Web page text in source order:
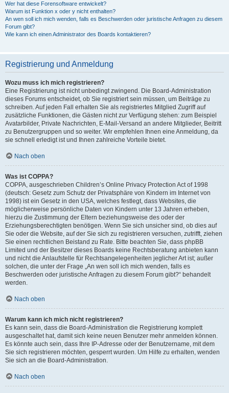
Wer hat diese Forensoftware entwickelt?
Warum ist Funktion x oder y nicht enthalten?
An wen soll ich mich wenden, falls es Beschwerden oder juristische Anfragen zu diesem
Forum gibt?
Wie kann ich einen Administrator des Boards kontaktieren?
Registrierung und Anmeldung
Wozu muss ich mich registrieren?
Eine Registrierung ist nicht unbedingt zwingend. Die Board-Administration
dieses Forums entscheidet, ob Sie registriert sein müssen, um Beiträge zu
schreiben. Auf jeden Fall erhalten Sie als registriertes Mitglied Zugriff auf
zusätzliche Funktionen, die Gästen nicht zur Verfügung stehen: zum Beispiel
Avatarbilder, Private Nachrichten, E-Mail-Versand an andere Mitglieder, Beitritt
zu Benutzergruppen und so weiter. Wir empfehlen Ihnen eine Anmeldung, da
sie schnell erledigt ist und Ihnen zahlreiche Vorteile bietet.
Nach oben
Was ist COPPA?
COPPA, ausgeschrieben Children’s Online Privacy Protection Act of 1998
(deutsch: Gesetz zum Schutz der Privatsphäre von Kindern im Internet von
1998) ist ein Gesetz in den USA, welches festlegt, dass Websites, die
möglicherweise persönliche Daten von Kindern unter 13 Jahren erheben,
hierzu die Zustimmung der Eltern beziehungsweise des oder der
Erziehungsberechtigten benötigen. Wenn Sie sich unsicher sind, ob dies auf
Sie oder die Website, auf der Sie sich zu registrieren versuchen, zutrifft, ziehen
Sie einen rechtlichen Beistand zu Rate. Bitte beachten Sie, dass phpBB
Limited und der Besitzer dieses Boards keine Rechtsberatung anbieten kann
und nicht die Anlaufstelle für Rechtsangelegenheiten jeglicher Art ist; außer
solchen, die unter der Frage „An wen soll ich mich wenden, falls es
Beschwerden oder juristische Anfragen zu diesem Forum gibt?“ behandelt
werden.
Nach oben
Warum kann ich mich nicht registrieren?
Es kann sein, dass die Board-Administration die Registrierung komplett
ausgeschaltet hat, damit sich keine neuen Benutzer mehr anmelden können.
Es könnte auch sein, dass Ihre IP-Adresse oder der Benutzername, mit dem
Sie sich registrieren möchten, gesperrt wurden. Um Hilfe zu erhalten, wenden
Sie sich an die Board-Administration.
Nach oben